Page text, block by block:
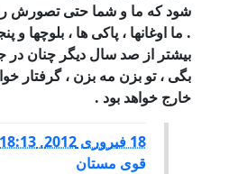
شود که ما و شما حتی تصورش را
. ما اوغانها ، پاکی ها ، بلوچها و
بیشتر از صد سال دیگر چنان در
بگی ، تو بزن مه بزن ، گرفتار
خارج خواهد بود .
18 فبروری 2012, 18:13
قوى مستان